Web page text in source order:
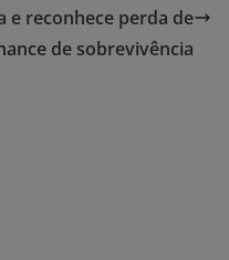
e reconhece perda de
de sobrevivência